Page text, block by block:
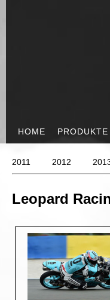
HOME PRODUKTE
2011 2012
Leopard